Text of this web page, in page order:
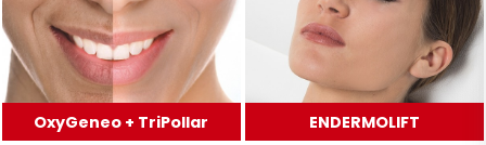
OxyGeneo + TriPollar ENDERMOLIFT